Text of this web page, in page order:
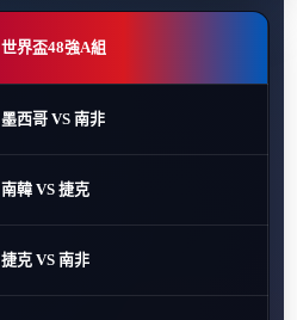
世界盃48強A組
墨西哥 VS 南非
南韓 VS 捷克
捷克 VS 南非